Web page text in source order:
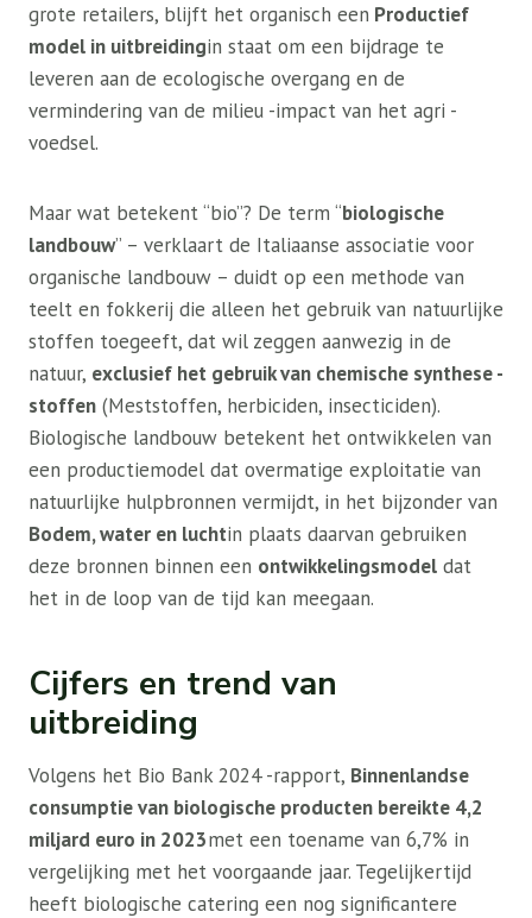
grote retailers, blijft het organisch een Productief
model in uitbreidingin staat om een ​​bijdrage te
leveren aan de ecologische overgang en de
vermindering van de milieu -impact van het agri -
voedsel.
Maar wat betekent “bio”? De term “biologische
landbouw” – verklaart de Italiaanse associatie voor
organische landbouw – duidt op een methode van
teelt en fokkerij die alleen het gebruik van natuurlijke
stoffen toegeeft, dat wil zeggen aanwezig in de
natuur, exclusief het gebruik van chemische synthese -
stoffen (Meststoffen, herbiciden, insecticiden).
Biologische landbouw betekent het ontwikkelen van
een productiemodel dat overmatige exploitatie van
natuurlijke hulpbronnen vermijdt, in het bijzonder van
Bodem, water en luchtin plaats daarvan gebruiken
deze bronnen binnen een ontwikkelingsmodel dat
het in de loop van de tijd kan meegaan.
Cijfers en trend van
uitbreiding
Volgens het Bio Bank 2024 -rapport, Binnenlandse
consumptie van biologische producten bereikte 4,2
miljard euro in 2023met een toename van 6,7% in
vergelijking met het voorgaande jaar. Tegelijkertijd
heeft biologische catering een nog significantere